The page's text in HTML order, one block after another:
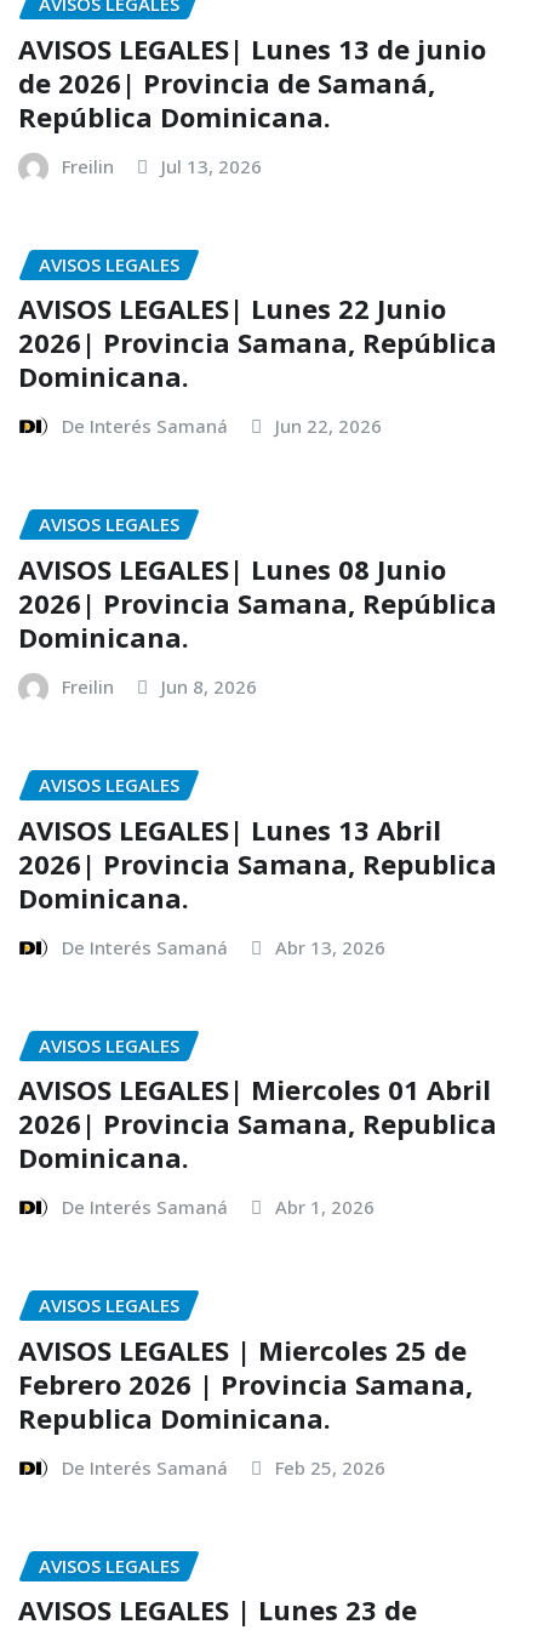
AVISOS LEGALES| Lunes 13 de junio
de 2026| Provincia de Samaná,
República Dominicana.
Freilin Jul 13, 2026
AVISOS LEGALES
AVISOS LEGALES| Lunes 22 Junio
2026| Provincia Samana, República
Dominicana.
De Interés Samaná Jun 22, 2026
AVISOS LEGALES
AVISOS LEGALES| Lunes 08 Junio
2026| Provincia Samana, República
Dominicana.
Freilin Jun 8, 2026
AVISOS LEGALES
AVISOS LEGALES| Lunes 13 Abril
2026| Provincia Samana, Republica
Dominicana.
De Interés Samaná Abr 13, 2026
AVISOS LEGALES
AVISOS LEGALES| Miercoles 01 Abril
2026| Provincia Samana, Republica
Dominicana.
De Interés Samaná Abr 1, 2026
AVISOS LEGALES
AVISOS LEGALES | Miercoles 25 de
Febrero 2026 | Provincia Samana,
Republica Dominicana.
De Interés Samaná Feb 25, 2026
AVISOS LEGALES
AVISOS LEGALES | Lunes 23 de